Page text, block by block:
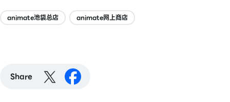
animate池袋总店 animate网上商店
Share